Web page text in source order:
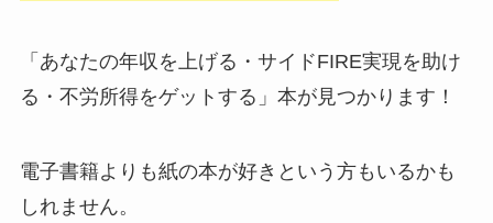
「あなたの年収を上げる・サイドFIRE実現を助け
る・不労所得をゲットする」本が見つかります！
電子書籍よりも紙の本が好きという方もいるかも
しれません。